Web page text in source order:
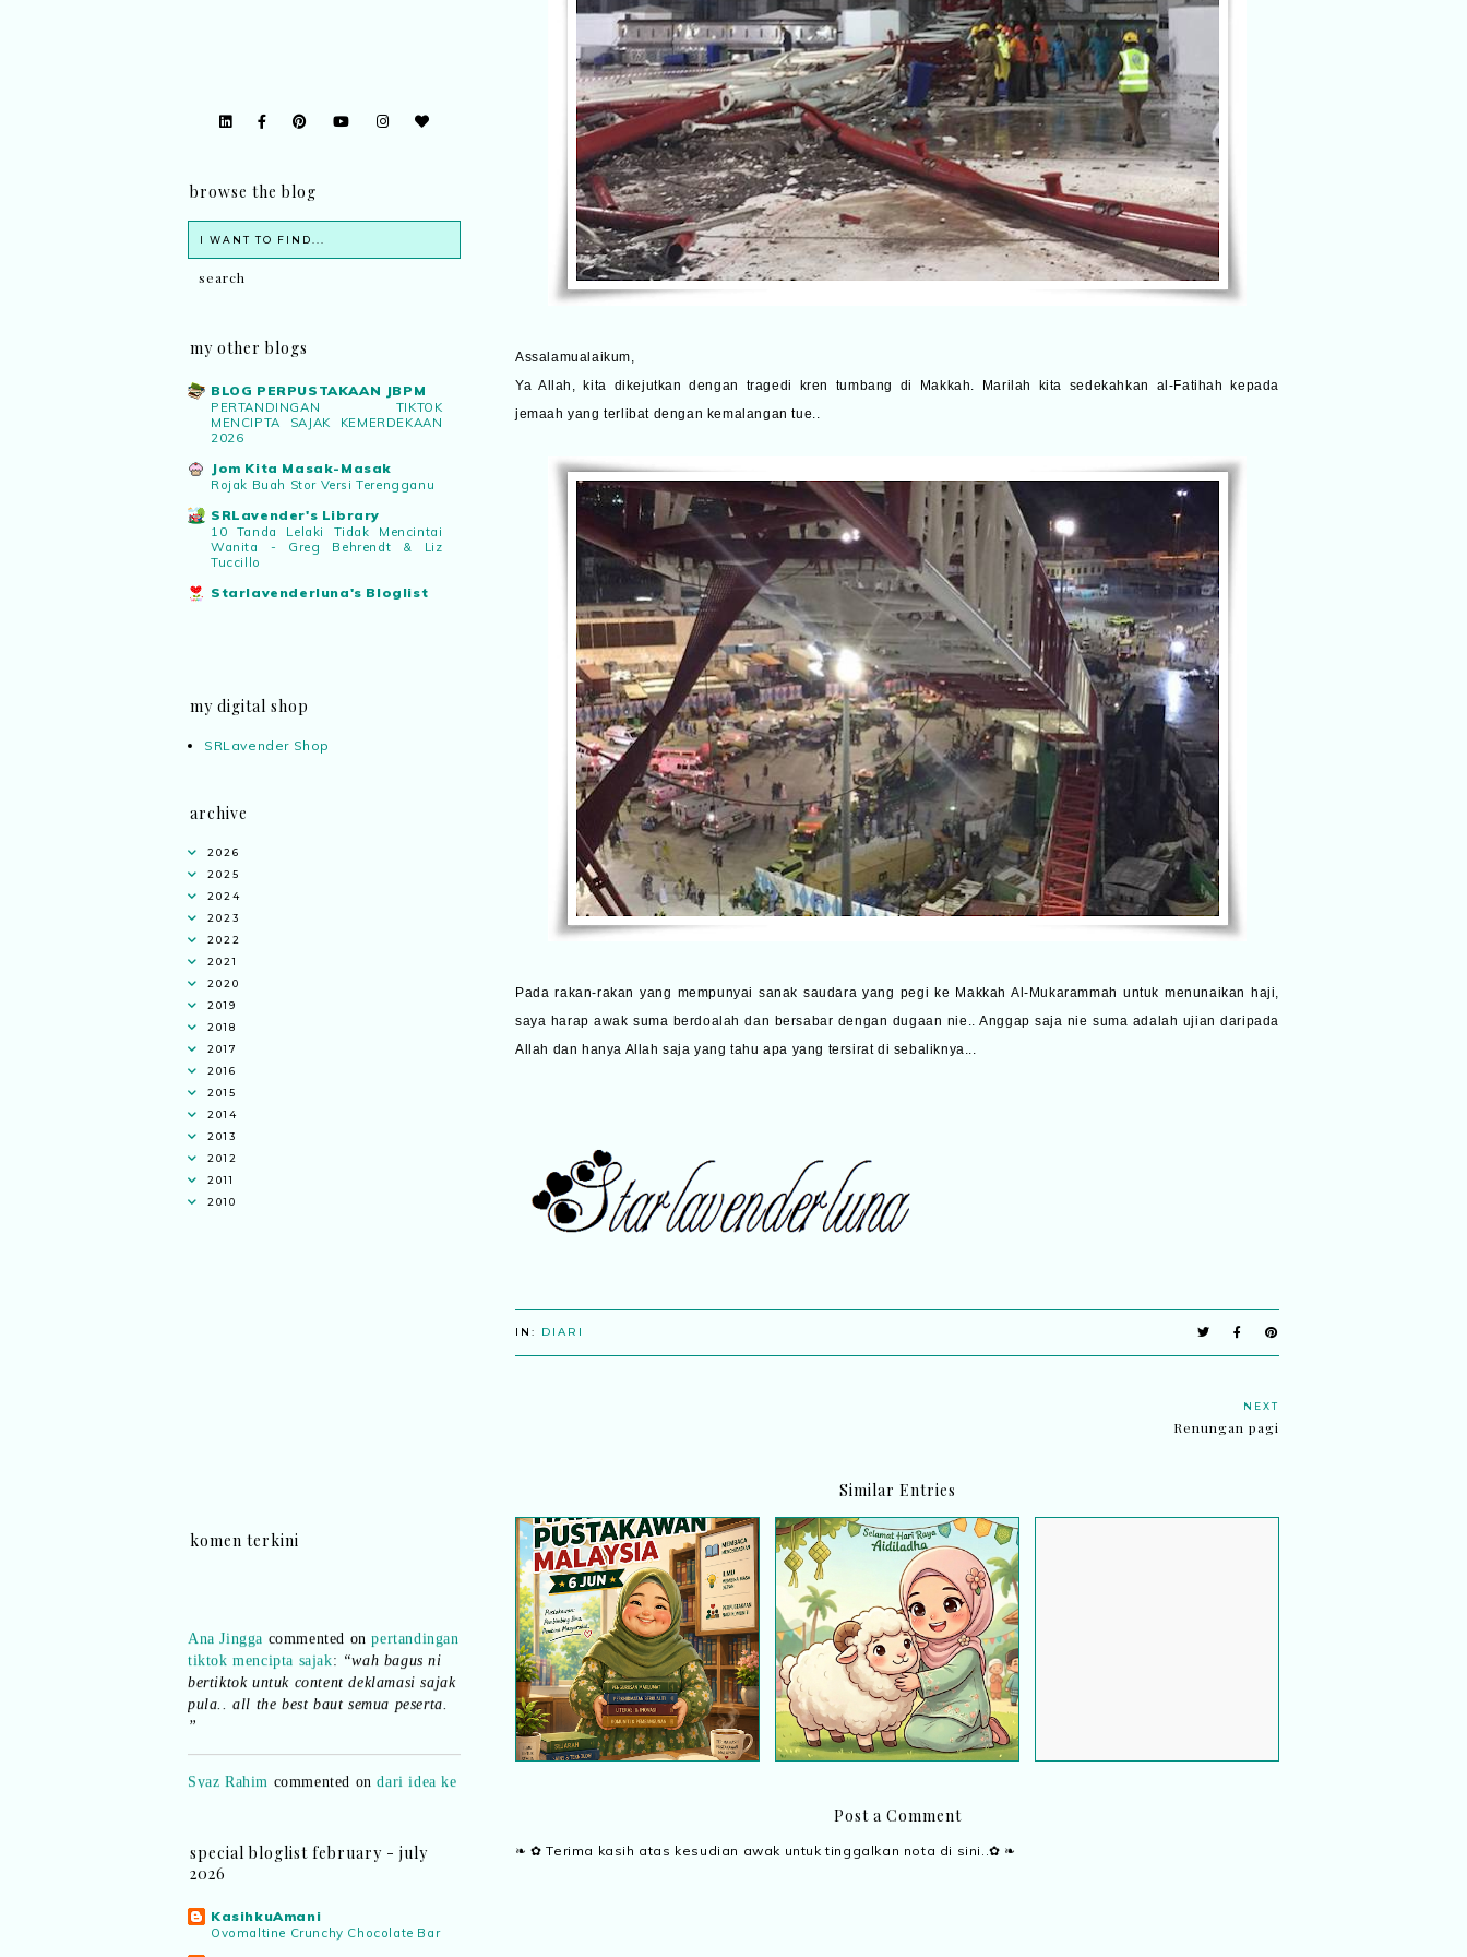
Assalamualaikum,
Ya Allah, kita dikejutkan dengan tragedi kren tumbang di Makkah. Marilah kita sedekahkan al-Fatihah kepada
jemaah yang terlibat dengan kemalangan tue..
Pada rakan-rakan yang mempunyai sanak saudara yang pegi ke Makkah Al-Mukarammah untuk menunaikan haji,
saya harap awak suma berdoalah dan bersabar dengan dugaan nie.. Anggap saja nie suma adalah ujian daripada
Allah dan hanya Allah saja yang tahu apa yang tersirat di sebaliknya...
IN: DIARI
NEXT
Renungan pagi
Similar Entries
Hari Pustakawan 6 Jun :
Perjalanan cerita saya
sebagai seorang Pembantu
Pustakawan
Salam Aidiladha
Post a Comment
❧ ✿ Terima kasih atas kesudian awak untuk tinggalkan nota di sini..✿ ❧
browse the blog
my other blogs
BLOG PERPUSTAKAAN JBPM
PERTANDINGAN TIKTOK
MENCIPTA SAJAK KEMERDEKAAN
2026
Jom Kita Masak-Masak
Rojak Buah Stor Versi Terengganu
SRLavender's Library
10 Tanda Lelaki Tidak Mencintai
Wanita - Greg Behrendt & Liz
Tuccillo
Starlavenderluna's Bloglist
my digital shop
SRLavender Shop
archive
2026
2025
2024
2023
2022
2021
2020
2019
2018
2017
2016
2015
2014
2013
2012
2011
2010
komen terkini
tiktok mencipta sajak
:“wah bagus ni
bertiktok untuk content deklamasi sajak
pula.. all the best baut semua peserta.
Syaz Rahimcommented ondari idea ke
realiti mencipta permainan
“Selain
pertandingan tiktok mencipta sajak
“Menarik sungguh Pertandingan TikTok
special bloglist february - july
2026
KasihkuAmani
Ovomaltine Crunchy Chocolate Bar